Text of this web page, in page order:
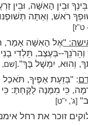
וּבֵין הָאִשָּׁה, וּבֵין
רֹאשׁ, וְאַתָּה תְּשׁוּפֶנּוּ
"אֶל הָאִשָּׁה אָמַר,
בְּעֶצֶב, תֵּלְדִי
וְהוּא, יִמְשָׁל בָּךְ".[שם, ג',
: "בְּזֵעַת אַפֶּיךָ, תֹּאכַל
כִּי מִמֶּנָּה לֻקָּחְתָּ: כִּי
[ג', י"ט]
זוכר את רחל אימנו: